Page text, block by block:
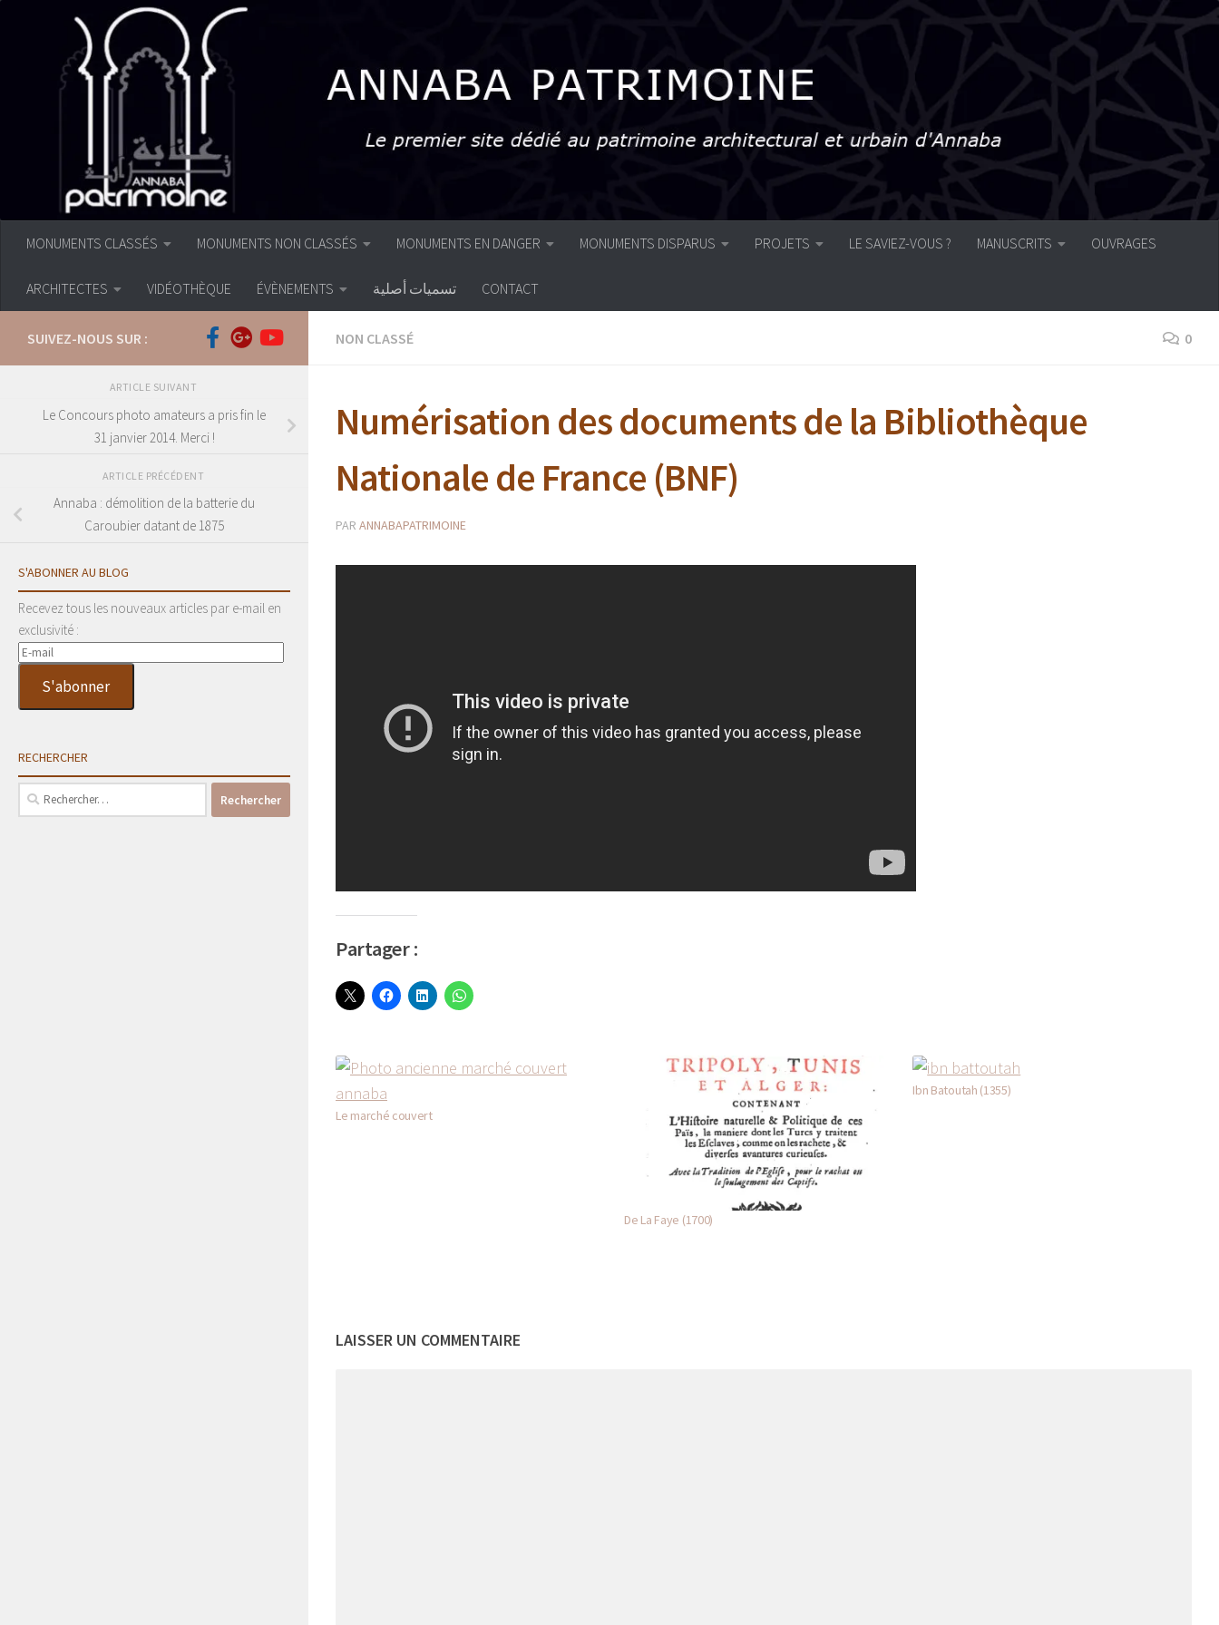
Skip to content
MONUMENTS CLASSÉS MONUMENTS NON CLASSÉS MONUMENTS EN DANGER MONUMENTS DISPARUS PROJETS LE SAVIEZ-VOUS ? MANUSCRITS OUVRAGES
ARCHITECTES VIDÉOTHÈQUE ÉVÈNEMENTS تسميات أصلية CONTACT
NON CLASSÉ 0
Numérisation des documents de la Bibliothèque
Nationale de France (BNF)
PAR ANNABAPATRIMOINE
Partager :
Le marché couvert
De La Faye (1700)
Ibn Batoutah (1355)
LAISSER UN COMMENTAIRE
SUIVEZ-NOUS SUR :
ARTICLE SUIVANT
Le Concours photo amateurs a pris fin le
31 janvier 2014. Merci !
ARTICLE PRÉCÉDENT
Annaba : démolition de la batterie du
Caroubier datant de 1875
S'ABONNER AU BLOG
Recevez tous les nouveaux articles par e-mail en
exclusivité :
E-
S'abonner
RECHERCHER
Rechercher :